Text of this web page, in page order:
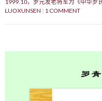
1999.10，罗元发老将军为《中华罗
LUOXUNSEN
1 COMMENT